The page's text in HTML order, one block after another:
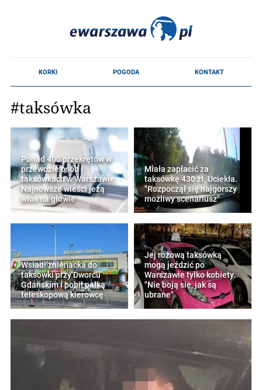
#taksówka
Ponad 400 przekrętów w
przewozie osób i
taksówkach w Warszawie.
Najnowsze wieści jeżą
włos na głowie
Miała zapłacić za
taksówkę 430 zł. Uciekła.
"Rozpoczął się najgorszy
możliwy scenariusz"
Wsiadł znienacka do
taksówki przy Dworcu
Gdańskim i pobił pałką
teleskopową kierowcę
Jej różową taksówką
mogą jeździć po
Warszawie tylko kobiety.
"Nie boją się, jak są
ubrane"